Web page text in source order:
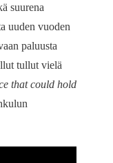
suurena
uuden vuoden
paluusta
tullut vielä
that could hold